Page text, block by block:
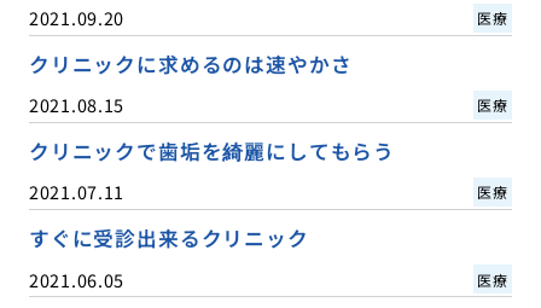
2021.09.20 医療
クリニックに求めるのは速やかさ
2021.08.15 医療
クリニックで歯垢を綺麗にしてもらう
2021.07.11 医療
すぐに受診出来るクリニック
2021.06.05 医療